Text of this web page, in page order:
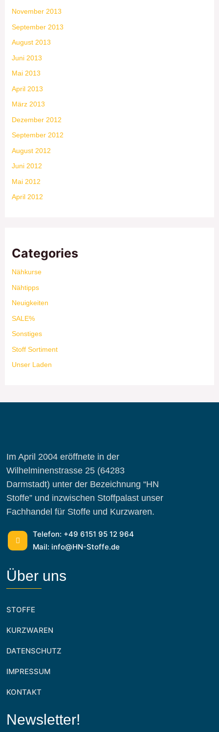
November 2013
September 2013
August 2013
Juni 2013
Mai 2013
April 2013
März 2013
Dezember 2012
September 2012
August 2012
Juni 2012
Mai 2012
April 2012
Categories
Nähkurse
Nähtipps
Neuigkeiten
SALE%
Sonstiges
Stoff Sortiment
Unser Laden
Im April 2004 eröffnete in der
Wilhelminenstrasse 25 (64283
Darmstadt) unter der Bezeichnung “HN
Stoffe” und inzwischen Stoffpalast unser
Fachhandel für Stoffe und Kurzwaren.
Telefon: +49 6151 95 12 964
Mail: info@HN-Stoffe.de
Über uns
STOFFE
KURZWAREN
DATENSCHUTZ
IMPRESSUM
KONTAKT
Newsletter!